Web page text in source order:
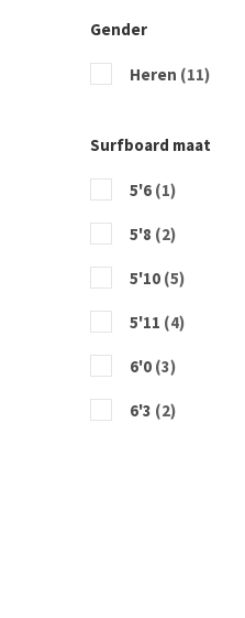
Gender
Heren (11)
Surfboard maat
5'6 (1)
5'8 (2)
5'10 (5)
5'11 (4)
6'0 (3)
6'3 (2)